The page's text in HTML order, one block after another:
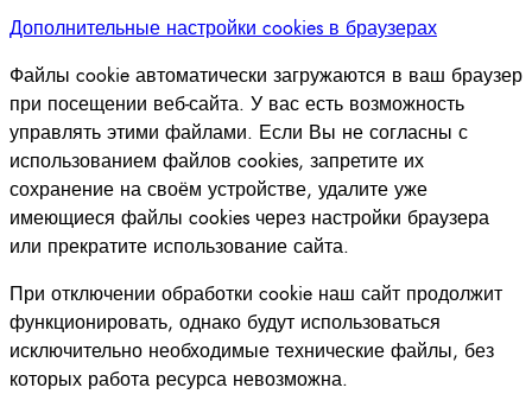
Дополнительные настройки cookies в браузерах
Файлы cookie автоматически загружаются в ваш браузер
при посещении веб-сайта. У вас есть возможность
управлять этими файлами. Если Вы не согласны с
использованием файлов cookies, запретите их
сохранение на своём устройстве, удалите уже
имеющиеся файлы cookies через настройки браузера
или прекратите использование сайта.
При отключении обработки cookie наш сайт продолжит
функционировать, однако будут использоваться
исключительно необходимые технические файлы, без
которых работа ресурса невозможна.